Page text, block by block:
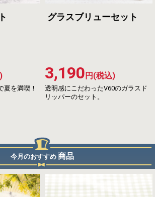
夏を満喫！
グラスブリューセット
透明感にこだわったV60のガラスド
リッパーのセット。
3,190 円(税込)
今月のおすすめ 商品